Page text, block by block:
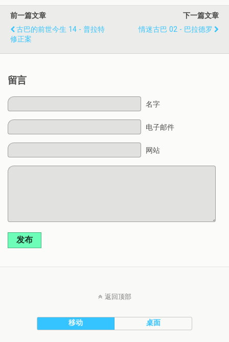
前一篇文章
古巴的前世今生 14 - 普拉特
修正案
下一篇文章
情迷古巴 02 - 巴拉德罗
留言
名字
电子邮件
网站
发布
返回顶部
移动 桌面